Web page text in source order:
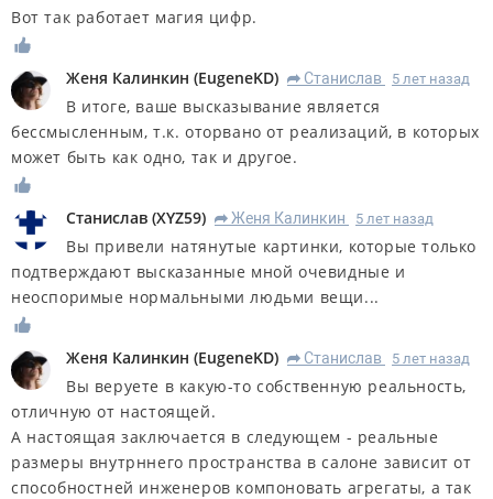
Вот так работает магия цифр.
Женя Калинкин (EugeneKD) R Станислав 5 лет назад
В итоге, ваше высказывание является
бессмысленным, т.к. оторвано от реализаций, в которых
может быть как одно, так и другое.
Станислав (XYZ59) R Женя Калинкин 5 лет назад
Вы привели натянутые картинки, которые только
подтверждают высказанные мной очевидные и
неоспоримые нормальными людьми вещи...
Женя Калинкин (EugeneKD) R Станислав 5 лет назад
Вы веруете в какую-то собственную реальность,
отличную от настоящей.
А настоящая заключается в следующем - реальные
размеры внутрннего пространства в салоне зависит от
способностней инженеров компоновать агрегаты, а так